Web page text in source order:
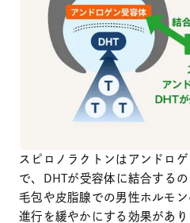
スピロノラクトンはアンドロ
で、DHTが受容体に結合する
毛包や皮脂腺での男性ホルモ
進行を緩やかにする効果があり